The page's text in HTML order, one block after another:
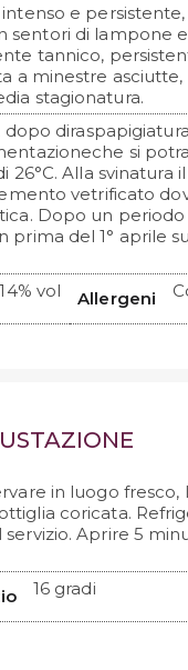
e
sentori di lampone
tannico,
a minestre asciutte,
stagionatura.
dopo
si
Alla svinatura
vetrificato
Dopo un
del 1° aprile
14% vol Allergeni
in luogo fresco,
coricata.
Aprire 5
16 gradi